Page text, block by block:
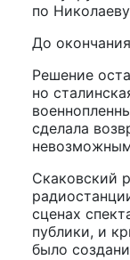
по
До
Решение
но
сделала
Скаковский
сценах
публики, и
было